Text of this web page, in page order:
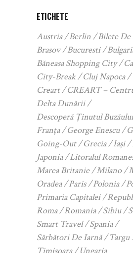
ETICHETE
Austria Berlin
Bilete
Brasov
Bucuresti
Băneasa Shopping City
City-Break
Cluj Napoca
Creart
CREART –
Delta Dunării
Descoperă Ținutul Buzăului
Franța
George Enescu
Going-Out
Grecia Iași
Japonia
Litoralul
Marea Britanie
Milano
Oradea
Paris Polonia
Primaria Capitalei
Roma
Romania Sibiu
Smart Travel
Spania
Sărbători De Iarnă
Targu